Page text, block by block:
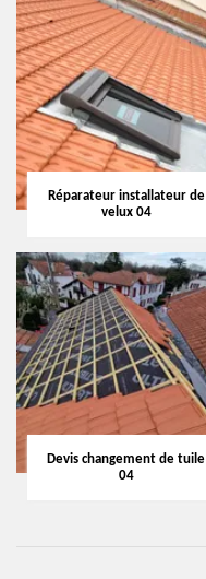
Réparateur installateur de
velux 04
Devis changement de tuile
04